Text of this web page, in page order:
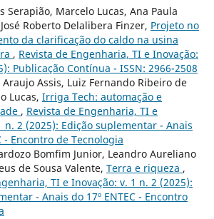
Serapião, Marcelo Lucas, Ana Paula
Roberto Delalibera Finzer, Projeto no
da clarificação do caldo na usina
, Revista de Engenharia, TI e Inovação:
Publicação Contínua - ISSN: 2966-2508
Araujo Assis, Luiz Fernando Ribeiro de
Lucas, Irriga Tech: automação e
, Revista de Engenharia, TI e
n. 2 (2025): Edição suplementar - Anais
- Encontro de Tecnologia
Bomfim Junior, Leandro Aureliano
de Sousa Valente, Terra e riqueza ,
TI e Inovação: v. 1 n. 2 (2025):
- Anais do 17º ENTEC - Encontro